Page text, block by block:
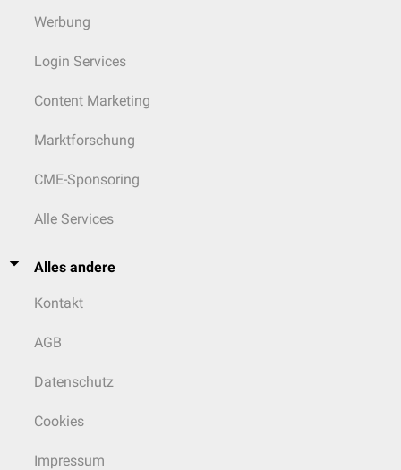
Werbung
Login Services
Content Marketing
Marktforschung
CME-Sponsoring
Alle Services
Alles andere
Kontakt
AGB
Datenschutz
Cookies
Impressum